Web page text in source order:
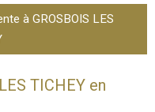
à GROSBOIS LES
TICHEY en